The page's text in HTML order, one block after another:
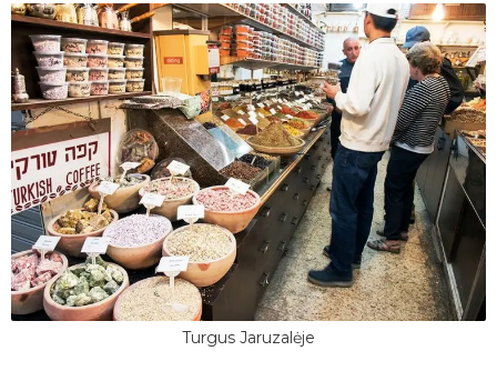
Turgus Jaruzalėje